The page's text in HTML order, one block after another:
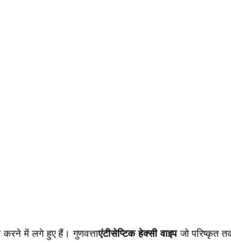
करने में लगे हुए हैं। गुणवत्ताएंटीसेप्टिक हेक्सी वाइपजो परिष्कृत